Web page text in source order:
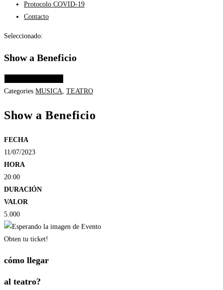
Protocolo COVID-19
Contacto
Seleccionado:
Show a Beneficio
Categories MUSICA, TEATRO
Show a Beneficio
FECHA
11/07/2023
HORA
20:00
DURACIÓN
VALOR
5.000
Obten tu ticket!
cómo llegar
al teatro?